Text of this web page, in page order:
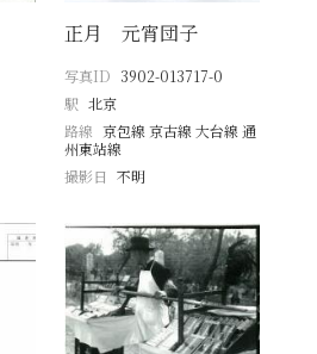
正月 元宵団子
写真ID 3902-013717-0
駅 北京
路線 京包線 京古線 大台線 通
州東站線
撮影日 不明